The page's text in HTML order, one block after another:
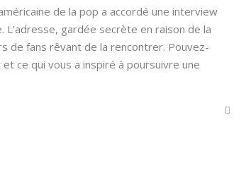
de la pop a accordé une interview
gardée secrète en raison de la
de fans rêvant de la rencontrer. Pouvez-
ce qui vous a inspiré à poursuivre une